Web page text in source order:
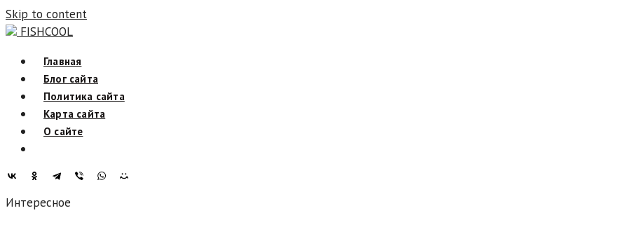
Skip to content
FISHCOOL
Главная
Блог сайта
Политика сайта
Карта сайта
О сайте
Интересное